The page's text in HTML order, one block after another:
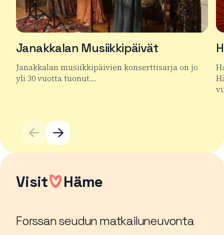
Janakkalan Musiikkipäivät
Janakkalan musiikkipäivien konserttisarja on jo
yli 30 vuotta tuonut…
Visit Häme
Forssan seudun matkailuneuvonta